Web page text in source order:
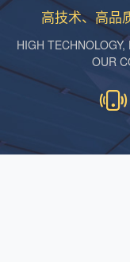
高技术、高品
HIGH
OUR